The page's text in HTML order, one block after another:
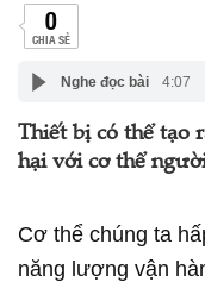
0
CHIA SẺ
Nghe đọc bài 4:07
Thiết bị có thể tạo
hại với cơ thể
Cơ thể chúng ta
năng lượng vận